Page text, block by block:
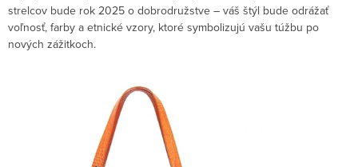
strelcov bude rok 2025 o dobrodružstve – váš štýl bude odrážať
voľnosť, farby a etnické vzory, ktoré symbolizujú vašu túžbu po
nových zážitkoch.